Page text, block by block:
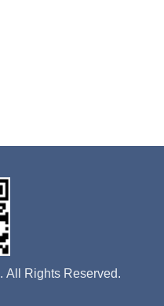
. All Rights Reserved.